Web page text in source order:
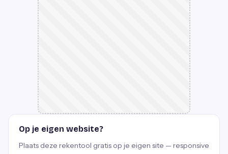
Op je eigen website?
Plaats deze rekentool gratis op je eigen site — responsive